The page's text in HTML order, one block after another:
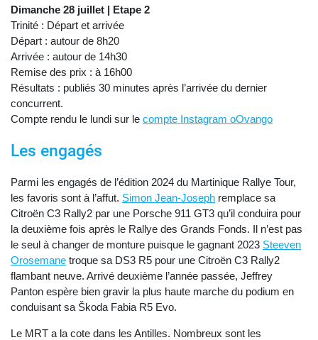
Dimanche 28 juillet | Etape 2
Trinité : Départ et arrivée
Départ : autour de 8h20
Arrivée : autour de 14h30
Remise des prix : à 16h00
Résultats : publiés 30 minutes après l’arrivée du dernier
concurrent.
Compte rendu le lundi sur le compte Instagram oOvango
Les engagés
Parmi les engagés de l’édition 2024 du Martinique Rallye Tour,
les favoris sont à l’affut. Simon Jean-Joseph remplace sa
Citroën C3 Rally2 par une Porsche 911 GT3 qu’il conduira pour
la deuxième fois après le Rallye des Grands Fonds. Il n’est pas
le seul à changer de monture puisque le gagnant 2023 Steeven
Orosemane troque sa DS3 R5 pour une Citroën C3 Rally2
flambant neuve. Arrivé deuxième l’année passée, Jeffrey
Panton espère bien gravir la plus haute marche du podium en
conduisant sa Škoda Fabia R5 Evo.
Le MRT a la cote dans les Antilles. Nombreux sont les